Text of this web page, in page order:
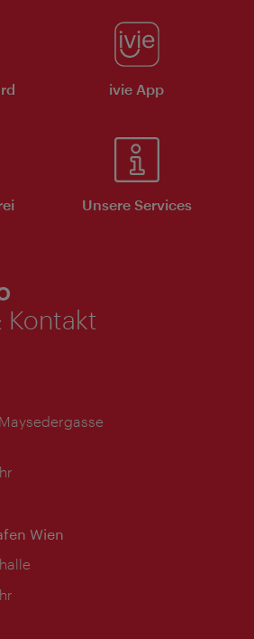
ivie App
Unsere Services
Kontakt
Wien